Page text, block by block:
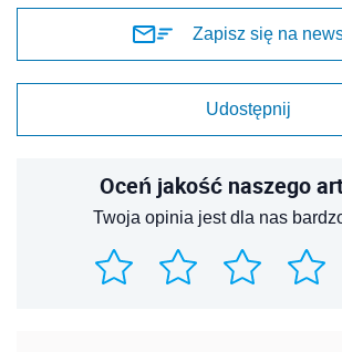
Zapisz się na
Udostępnij
Oceń jakość naszego
Twoja opinia jest dla nas